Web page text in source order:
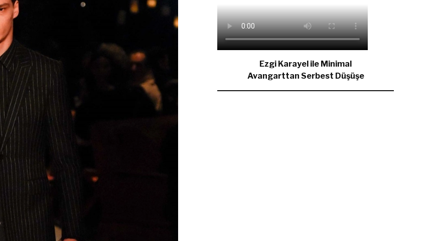
Ezgi Karayel ile Minimal
Avangarttan Serbest Düşüşe